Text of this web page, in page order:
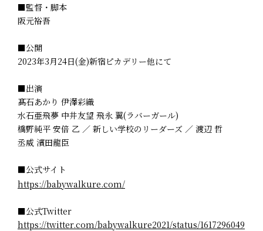
■監督・脚本
阪元裕吾
■公開
2023年3月24日(金)新宿ピカデリー他にて
■出演
髙石あかり 伊澤彩織
水石亜飛夢 中井友望 飛永 翼(ラバーガール)
橋野純平 安倍 乙 ／ 新しい学校のリーダーズ ／ 渡辺 哲
丞威 濱田龍臣
■公式サイト
https://babywalkure.com/
■公式Twitter
https://twitter.com/babywalkure2021/status/1617296049